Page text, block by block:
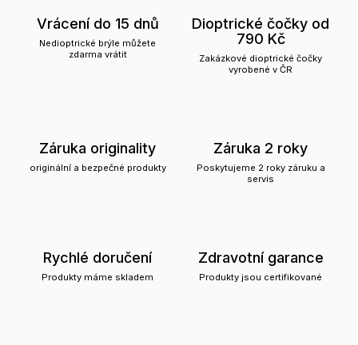
Vrácení do 15 dnů
Nedioptrické brýle můžete
zdarma vrátit
Dioptrické čočky od
790 Kč
Zakázkové dioptrické čočky
vyrobené v ČR
Záruka originality
originální a bezpečné produkty
Záruka 2 roky
Poskytujeme 2 roky záruku a
servis
Rychlé doručení
Produkty máme skladem
Zdravotní garance
Produkty jsou certifikované